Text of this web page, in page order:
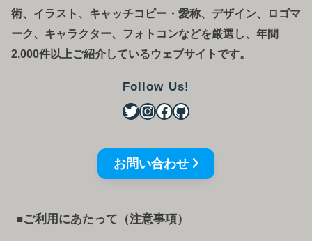
術、イラスト、キャッチコピー・愛称、デザイン、ロゴマ
ーク、キャラクター、フォトコンなどを厳選し、年間
2,000件以上ご紹介しているウェブサイトです。
Follow Us!
お問い合わせ
■ご利用にあたって（注意事項）